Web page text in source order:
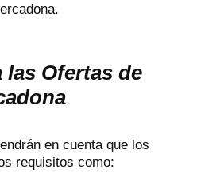
Ofertas de
en cuenta que los
requisitos como: